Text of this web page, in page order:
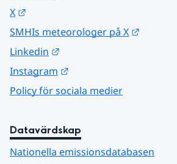
X
SMHIs meteorologer på X
Linkedin
Instagram
Policy för sociala medier
Datavärdskap
Nationella emissionsdatabasen